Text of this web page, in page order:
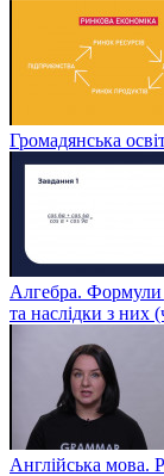
Громадянська
Алгебра. Формули
та наслідки з них
Англійська мова.